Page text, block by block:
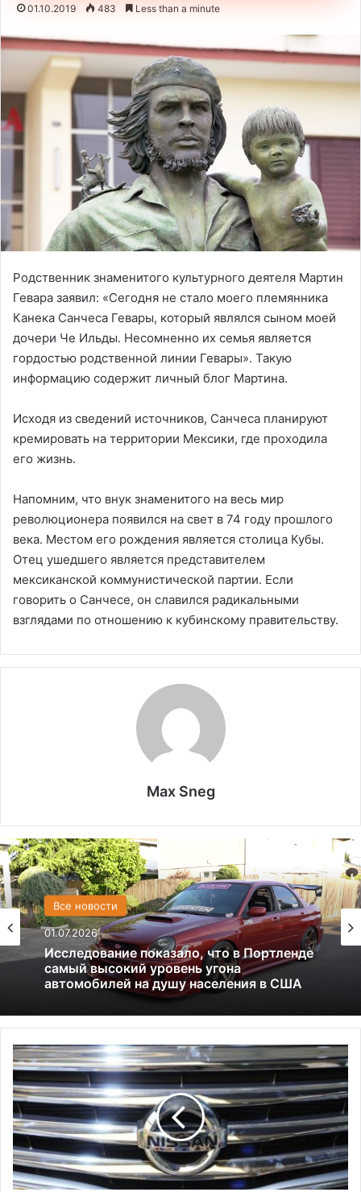
01.10.2019 483 Less than a minute
Родственник знаменитого культурного деятеля Мартин
Гевара заявил: «Сегодня не стало моего племянника
Канека Санчеса Гевары, который являлся сыном моей
дочери Че Ильды. Несомненно их семья является
гордостью родственной линии Гевары». Такую
информацию содержит личный блог Мартина.
Исходя из сведений источников, Санчеса планируют
кремировать на территории Мексики, где проходила
его жизнь.
Напомним, что внук знаменитого на весь мир
революционера появился на свет в 74 году прошлого
века. Местом его рождения является столица Кубы.
Отец ушедшего является представителем
мексиканской коммунистической партии. Если
говорить о Санчесе, он славился радикальными
взглядами по отношению к кубинскому правительству.
Max Sneg
Все новости
01.07.2026
самый высокий уровень угона
автомобилей на душу населения в США
США
13.06.2025
Америка имеет огромный избыток сыра
Г
о
д
з
и
л
л
у
с